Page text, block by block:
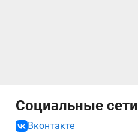
Социальные сети
Вконтакте